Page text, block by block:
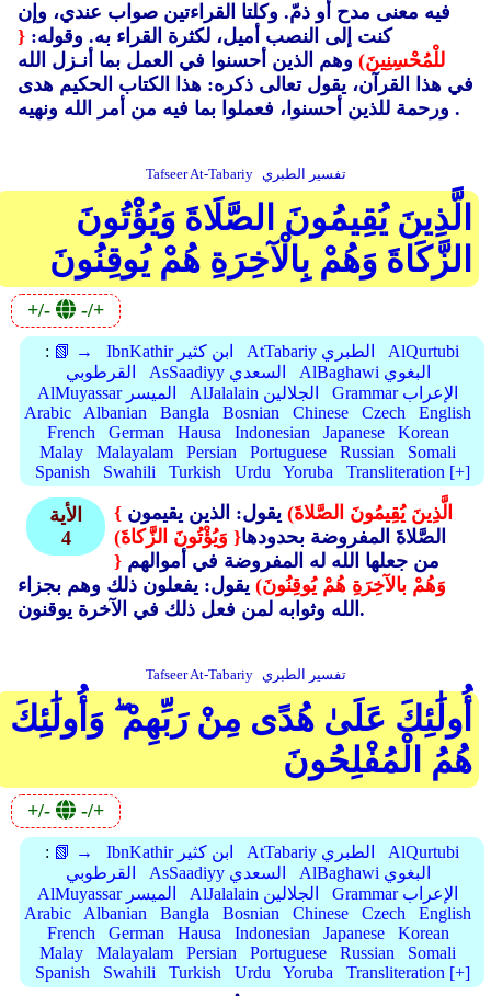
فيه معنى مدح أو ذمّ. وكلتا القراءتين صواب عندي، وإن
كنت إلى النصب أميل، لكثرة القراء به. وقوله: {
للْمُحْسِنِينَ) وهم الذين أحسنوا في العمل بما أنـزل الله
في هذا القرآن، يقول تعالى ذكره: هذا الكتاب الحكيم هدى
ورحمة للذين أحسنوا، فعملوا بما فيه من أمر الله ونهيه .
Tafseer At-Tabariy تفسير الطبري
الَّذِينَ يُقِيمُونَ الصَّلَاةَ وَيُؤْتُونَ
الزَّكَاةَ وَهُمْ بِالْآخِرَةِ هُمْ يُوقِنُونَ
+/- -/+
: 📗 → IbnKathir ابن كثير AtTabariy الطبري
AlQurtubi
القرطوبي
AsSaadiyy السعدي
AlBaghawi البغوي
AlMuyassar الميسر
AlJalalain الجلالين
Grammar الإعراب
Arabic
Albanian Bangla Bosnian Chinese Czech
English
French
German Hausa Indonesian Japanese
Korean
Malay
Malayalam Persian Portuguese Russian
Somali
Spanish
Swahili Turkish Urdu Yoruba Transliteration [+]
الأية
4
{ الَّذِينَ يُقِيمُونَ الصَّلاةَ) يقول: الذين يقيمون
الصَّلاةَ المفروضة بحدودها{ وَيُؤْتُونَ الزَّكاةَ)
من جعلها الله له المفروضة في أموالهم {
وَهُمْ بالآخِرَةِ هُمْ يُوقِنُونَ) يقول: يفعلون ذلك وهم بجزاء
الله وثوابه لمن فعل ذلك في الآخرة يوقنون.
Tafseer At-Tabariy تفسير الطبري
أُولَٰئِكَ عَلَىٰ هُدًى مِنْ رَبِّهِمْ ۖ وَأُولَٰئِكَ
هُمُ الْمُفْلِحُونَ
+/- -/+
: 📗 → IbnKathir ابن كثير AtTabariy الطبري
AlQurtubi
القرطوبي
AsSaadiyy السعدي
AlBaghawi البغوي
AlMuyassar الميسر
AlJalalain الجلالين
Grammar الإعراب
Arabic
Albanian Bangla Bosnian Chinese Czech
English
French
German Hausa Indonesian Japanese
Korean
Malay
Malayalam Persian Portuguese Russian
Somali
Spanish
Swahili Turkish Urdu Yoruba Transliteration [+]